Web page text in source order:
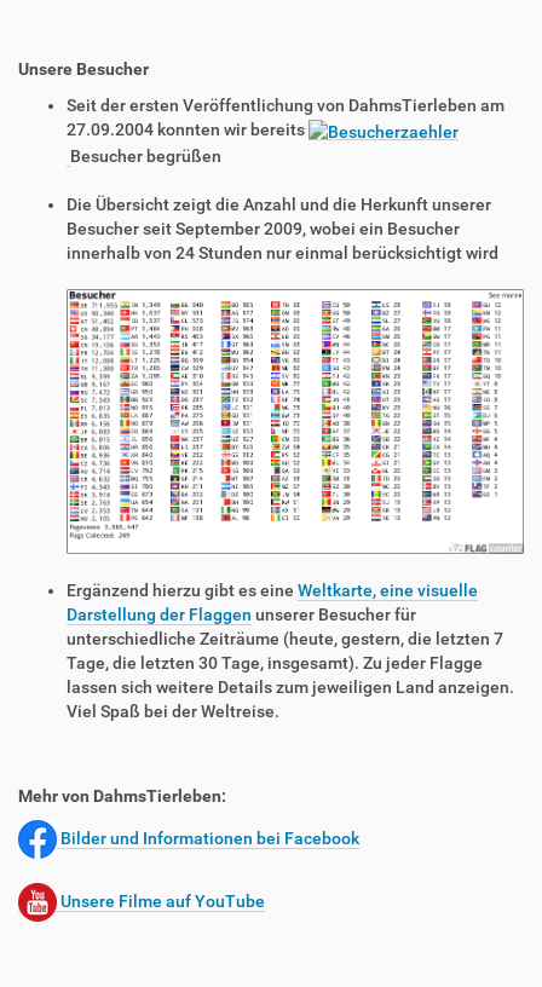
Unsere Besucher
Seit der ersten Veröffentlichung von DahmsTierleben am
27.09.2004 konnten wir bereits
Besucher begrüßen
Die Übersicht zeigt die Anzahl und die Herkunft unserer
Besucher seit September 2009, wobei ein Besucher
innerhalb von 24 Stunden nur einmal berücksichtigt wird
Ergänzend hierzu gibt es eine Weltkarte, eine visuelle
Darstellung der Flaggen unserer Besucher für
unterschiedliche Zeiträume (heute, gestern, die letzten 7
Tage, die letzten 30 Tage, insgesamt). Zu jeder Flagge
lassen sich weitere Details zum jeweiligen Land anzeigen.
Viel Spaß bei der Weltreise.
Mehr von DahmsTierleben:
Bilder und Informationen bei Facebook
Unsere Filme auf YouTube